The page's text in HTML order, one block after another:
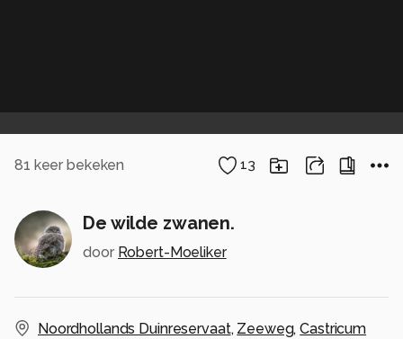
81 keer bekeken 13
De wilde zwanen.
door Robert-Moeliker
Noordhollands Duinreservaat, Zeeweg,Castricum